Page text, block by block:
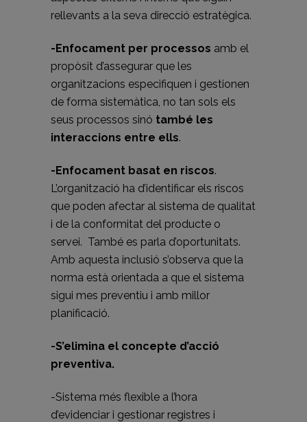
rellevants a la seva direcció estratègica.
-Enfocament per processos amb el
propòsit d’assegurar que les
organitzacions especifiquen i gestionen
de forma sistemàtica, no tan sols els
seus processos sinó també les
interaccions entre ells.
-Enfocament basat en riscos.
L’organització ha d’identificar els riscos
que poden afectar al sistema de qualitat
i de la conformitat del producte o
servei. També es parla d’oportunitats.
Amb aquesta inclusió s’observa que la
norma està orientada a que el sistema
sigui mes preventiu i amb millor
planificació.
-S’elimina el concepte d’acció
preventiva.
-Sistema més flexible a l’hora
d’evidenciar i gestionar registres i